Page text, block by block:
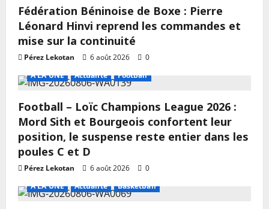
Fédération Béninoise de Boxe : Pierre
Léonard Hinvi reprend les commandes et
mise sur la continuité
Pérez Lekotan 6 août 2026
0
A LA UNE
Actualité Football
Football – Loïc Champions League 2026 :
Mord Sith et Bourgeois confortent leur
position, le suspense reste entier dans les
poules C et D
Pérez Lekotan 6 août 2026
0
A LA UNE
Actualité Basketball